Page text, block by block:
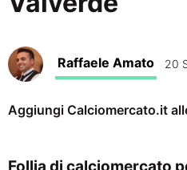
Raffaele Amato 20
Aggiungi Calciomercato.it